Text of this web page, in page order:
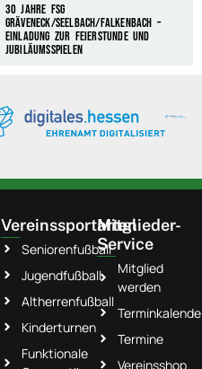
30 Jahre FSG
Gräveneck/Seelbach/Falkenbach –
Einladung zur Feierstunde und
Jubiläumsspielen
Vereinssportarten
Seniorenfußball
Jugendfußball
Altherrenfußball
Kinderturnen
Funktionale
Mitglieder-
Service
Mitglied
werden
Termine
Vereinsshop